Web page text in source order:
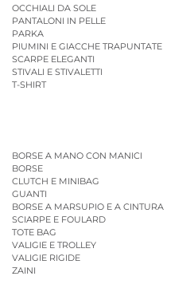
OCCHIALI DA SOLE
PANTALONI IN PELLE
PARKA
PIUMINI E GIACCHE TRAPUNTATE
SCARPE ELEGANTI
STIVALI E STIVALETTI
T-SHIRT
BORSE A MANO CON MANICI
BORSE
CLUTCH E MINIBAG
GUANTI
BORSE A MARSUPIO E A CINTURA
SCIARPE E FOULARD
TOTE BAG
VALIGIE E TROLLEY
VALIGIE RIGIDE
ZAINI